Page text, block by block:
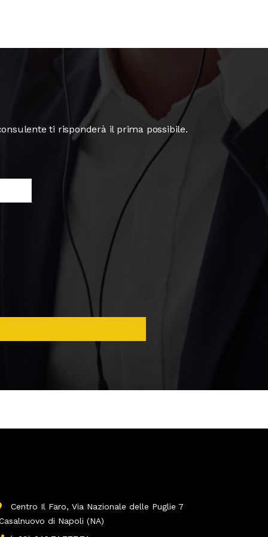
ti risponderà il prima possibile.
Centro Il Faro, Via Nazionale delle Puglie 7
di Napoli (NA)